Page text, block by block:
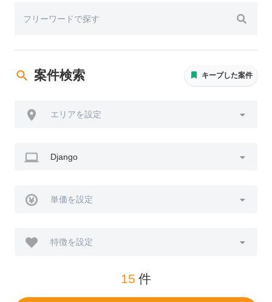
案件検索 キープした案件
エリアを設定
Django
単価を設定
特徴を設定
15 件